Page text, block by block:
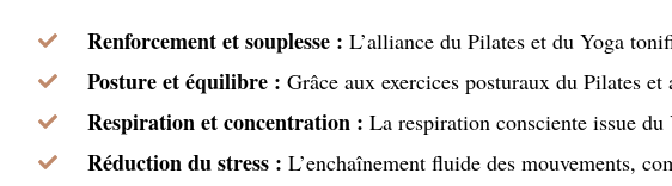
Renforcement et souplesse : L’alliance du Pilates et du Yoga
Posture et équilibre : Grâce aux exercices posturaux du Pilates
Respiration et concentration : La respiration consciente issue
Réduction du stress : L’enchaînement fluide des mouvements,